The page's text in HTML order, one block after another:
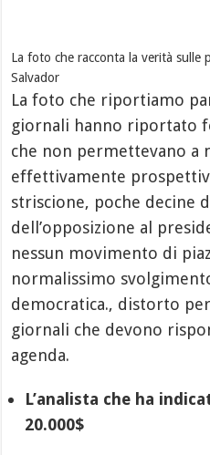
La foto che racconta la verità sulle
Salvador
La foto che riportiamo
giornali hanno riportato
che non permettevano a
effettivamente
striscione, poche decine
dell’opposizione al
nessun movimento di
normalissimo
democratica., distorto
giornali che devono
agenda.
L’analista che ha
20.000$